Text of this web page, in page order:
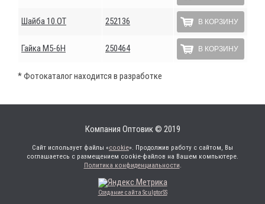
Шайба 10.ОТ 252136 В КОРЗИНУ
Гайка М5-6Н 250464 В КОРЗИНУ
* Фотокаталог находится в разработке
Компания Оптовик © 2019
Сайт использует файлы «cookie». Продолжив работу с сайтом, Вы
соглашаетесь с размещением cookie-файлов на Вашем компьютере.
Политика конфиденциальности.
Создание сайта SculptorSS